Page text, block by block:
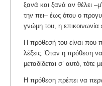
ξανά και ξανά αν θέλει
την πει– έως ότου ο
γνώμη του, η επικοινωνία
Η πρόθεσή του είναι που
λέξεις. Όταν η πρόθεση
μεταδίδεται σ’ αυτό, τότε
Η πρόθεση πρέπει να